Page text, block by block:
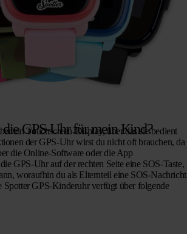
die GPS-Uhr für mein Kind?
ein Touchscreen-Display, über das sie bedient
der GPS-Uhr wirst du nicht oft brauchen, da
die Online-Software oder die App
GPS-Uhr auf der rechten Seite eine SOS-Taste,
woraufhin du als Elternteil eine SOS-Nachricht
Spotter GPS-Kinderuhr verfügt über folgende